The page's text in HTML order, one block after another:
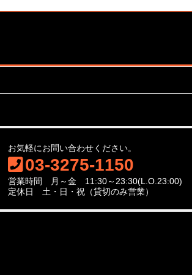
お気軽にお問い合わせください。
03-3275-1150
営業時間 月～金 11:30～23:30(L.O.23:00)
定休日 土・日・祝（貸切のみ営業）